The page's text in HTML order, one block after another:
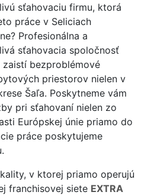
sťahovaciu firmu, ktorá
práce v Seliciach
Profesionálna a
sťahovacia spoločnosť
zaistí bezproblémové
priestorov nielen v
Šaľa. Poskytneme vám
pri sťahovaní nielen zo
Európskej únie priamo do
práce poskytujeme
v ktorej priamo operujú
franchisovej siete EXTRA